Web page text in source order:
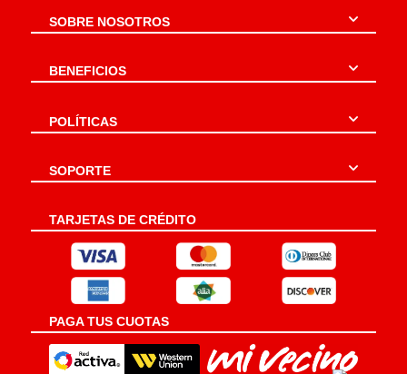
SOBRE NOSOTROS
BENEFICIOS
POLÍTICAS
SOPORTE
TARJETAS DE CRÉDITO
PAGA TUS CUOTAS